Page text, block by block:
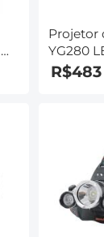
Projetor
YG280
home
amarelo
R$483